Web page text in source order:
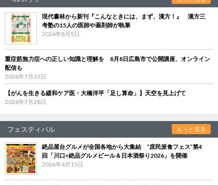
現代書林から新刊『こんなときには、まず、漢方！』 漢方三
考塾の15人の医師や薬剤師が執筆
2026年8月5日
重症筋無力症への正しい知識と理解を 8月8日広島市で公開講座、オンライン
配信も
2026年7月31日
【がんを生きる緩和ケア医・大橋洋平「足し算命」】天空を見上げて
2026年7月28日
フェスティバル もっと見る
絶品屋台グルメが全国各地から大集結 “庶民派食フェス”第4
回「川口×絶品グルメビール＆日本酒祭り2026」を開催
2026年4月15日